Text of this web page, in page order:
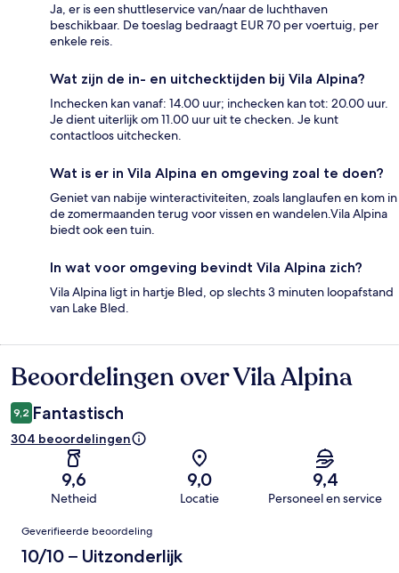
Ja, er is een shuttleservice van/naar de luchthaven
beschikbaar. De toeslag bedraagt EUR 70 per voertuig, per
enkele reis.
Wat zijn de in- en uitchecktijden bij Vila Alpina?
Inchecken kan vanaf: 14.00 uur; inchecken kan tot: 20.00 uur.
Je dient uiterlijk om 11.00 uur uit te checken. Je kunt
contactloos uitchecken.
Wat is er in Vila Alpina en omgeving zoal te doen?
Geniet van nabije winteractiviteiten, zoals langlaufen en kom in
de zomermaanden terug voor vissen en wandelen.Vila Alpina
biedt ook een tuin.
In wat voor omgeving bevindt Vila Alpina zich?
Vila Alpina ligt in hartje Bled, op slechts 3 minuten loopafstand
van Lake Bled.
Beoordelingen
Beoordelingen over Vila Alpina
9,2 Fantastisch
304 beoordelingen
9,6
Netheid
9,0
Locatie
9,4
Personeel en service
Beoordelingen
Geverifieerde beoordeling
10/10 – Uitzonderlijk